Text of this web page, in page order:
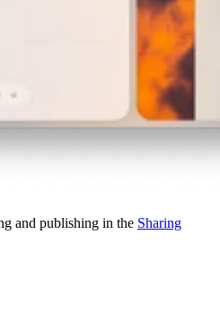
and publishing in the Sharing